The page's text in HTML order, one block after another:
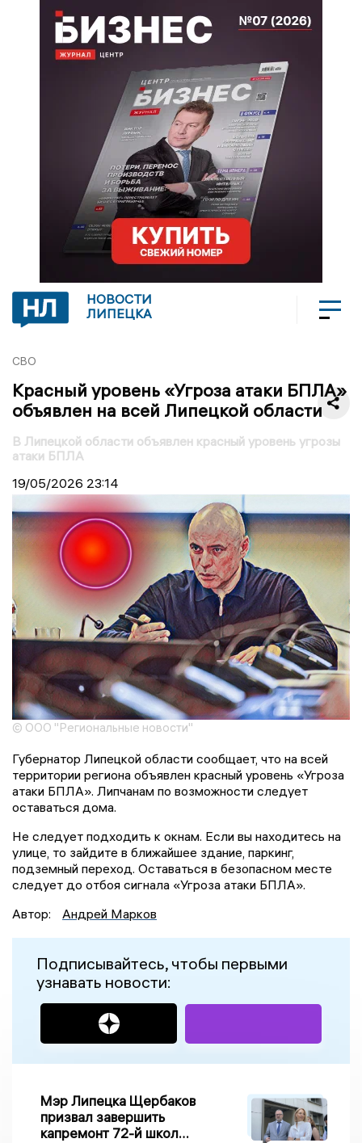
НОВОСТИ
ЛИПЕЦКА
СВО
Красный уровень «Угроза атаки БПЛА»
объявлен на всей Липецкой области
В Липецкой области объявлен красный уровень угрозы
атаки БПЛА
19/05/2026 23:14
© ООО "Региональные новости"
Губернатор Липецкой области сообщает, что на всей
территории региона объявлен красный уровень «Угроза
атаки БПЛА». Липчанам по возможности следует
оставаться дома.
Не следует подходить к окнам. Если вы находитесь на
улице, то зайдите в ближайшее здание, паркинг,
подземный переход. Оставаться в безопасном месте
следует до отбоя сигнала «Угроза атаки БПЛА».
Автор:
Андрей Марков
Подписывайтесь, чтобы первыми
узнавать новости:
Мэр Липецка Щербаков
призвал завершить
капремонт 72-й школы